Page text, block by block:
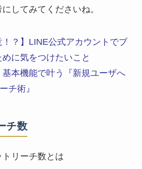
してみてくださいね。
！？】LINE公式アカウントでブ
に気をつけたいこと
基本機能で叶う『新規ユーザへ
チ術』
チ数
リーチ数とは